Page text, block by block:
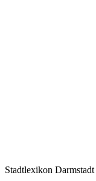
Stadtlexikon Darmstadt